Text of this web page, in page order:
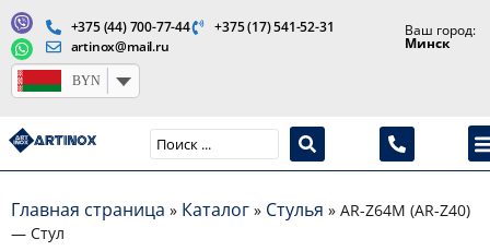
Главная страница » Каталог » Стулья » AR-Z64M (AR-Z40)
— Стул
+375 (44) 700-77-44
+375 (17) 541-52-31
artinox@mail.ru
Ваш город:
Минск
BYN
Производство медицинской продукции и